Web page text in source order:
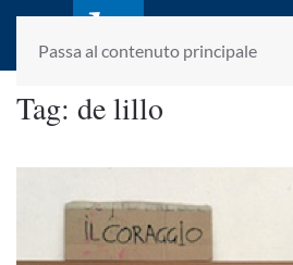
Passa al contenuto principale
fondato da
Tag: de lillo